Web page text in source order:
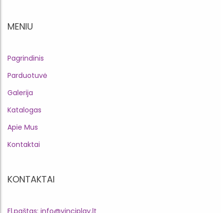
MENIU
Pagrindinis
Parduotuvė
Galerija
Katalogas
Apie Mus
Kontaktai
KONTAKTAI
El.paštas: info@vinciplay.lt